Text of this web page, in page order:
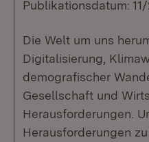
Publikationsdatum:
Die Welt um uns
Digitalisierung,
demografischer
Gesellschaft und
Herausforderungen.
Herausforderungen